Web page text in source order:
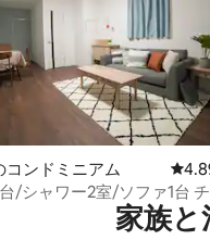
4.91つ星の平均評価
コンドミニアム レビ
/シャワー2室/ソファ1台 チ
家族と